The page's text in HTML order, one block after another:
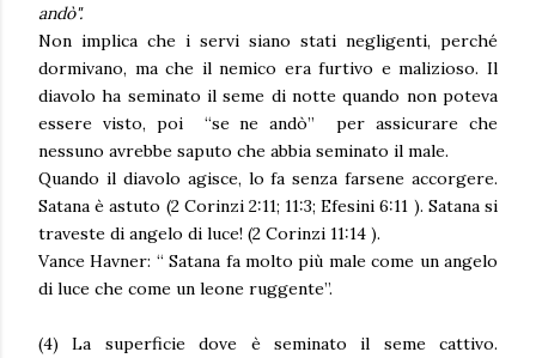
andò".
Non implica che i servi siano stati negligenti, perché
dormivano, ma che il nemico era furtivo e malizioso. Il
diavolo ha seminato il seme di notte quando non poteva
essere visto, poi “se ne andò” per assicurare che
nessuno avrebbe saputo che abbia seminato il male.
Quando il diavolo agisce, lo fa senza farsene accorgere.
Satana è astuto (2 Corinzi 2:11; 11:3; Efesini 6:11 ). Satana si
traveste di angelo di luce! (2 Corinzi 11:14 ).
Vance Havner: “ Satana fa molto più male come un angelo
di luce che come un leone ruggente”.
(4) La superficie dove è seminato il seme cattivo.